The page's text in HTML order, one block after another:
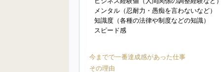
メンタル（忍耐力・愚痴を言わないなど）
知識度（各種の法律や制度などの知識）
スピード感
今までで一番達成感があった仕事
その理由